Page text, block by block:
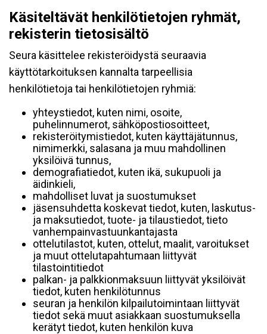
Käsiteltävät henkilötietojen ryhmät,
rekisterin tietosisältö
Seura käsittelee rekisteröidystä seuraavia
käyttötarkoituksen kannalta tarpeellisia
henkilötietoja tai henkilötietojen ryhmiä:
yhteystiedot, kuten nimi, osoite,
puhelinnumerot, sähköpostiosoitteet,
rekisteröitymistiedot, kuten käyttäjätunnus,
nimimerkki, salasana ja muu mahdollinen
yksilöivä tunnus,
demografiatiedot, kuten ikä, sukupuoli ja
äidinkieli,
mahdolliset luvat ja suostumukset
jäsensuhdetta koskevat tiedot, kuten, laskutus-
ja maksutiedot, tuote- ja tilaustiedot, tieto
vanhempainvastuunkantajasta
ottelutilastot, kuten, ottelut, maalit, varoitukset
ja muut ottelutapahtumaan liittyvät
tilastointitiedot
palkan- ja palkkionmaksuun liittyvät yksilöivät
tiedot, kuten henkilötunnus
seuran ja henkilön kilpailutoimintaan liittyvät
tiedot sekä muut asiakkaan suostumuksella
kerätyt tiedot, kuten henkilön kuva